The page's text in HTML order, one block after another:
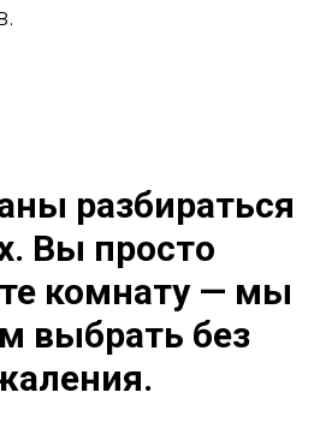
разбираться
Вы просто
комнату — мы
выбрать без